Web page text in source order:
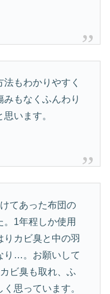
もわかりやすく
もなくふんわり
います。
てあった布団の
。1年程しか使用
りカビ臭と中の羽
り…。お願いして
ビ臭も取れ、ふ
思っています。